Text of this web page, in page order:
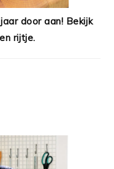
door aan! Bekijk
rijtje.